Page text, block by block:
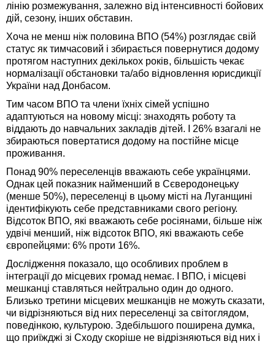
лінію розмежування, залежно від інтенсивності бойових
дій, сезону, інших обставин.
Хоча не менш ніж половина ВПО (54%) розглядає свій
статус як тимчасовий і збирається повернутися додому
протягом наступних декількох років, більшість чекає
нормалізації обстановки та/або відновлення юрисдикції
України над Донбасом.
Тим часом ВПО та члени їхніх сімей успішно
адаптуються на новому місці: знаходять роботу та
віддають до навчальних закладів дітей. І 26% взагалі не
збираються повертатися додому на постійне місце
проживання.
Понад 90% переселенців вважають себе українцями.
Однак цей показник найменший в Сєверодонецьку
(менше 50%), переселенці в цьому місті на Луганщині
ідентифікують себе представниками свого регіону.
Відсоток ВПО, які вважають себе росіянами, більше ніж
удвічі менший, ніж відсоток ВПО, які вважають себе
європейцями: 6% проти 16%.
Дослідження показало, що особливих проблем в
інтеграції до місцевих громад немає. І ВПО, і місцеві
мешканці ставляться нейтрально один до одного.
Близько третини місцевих мешканців не можуть сказати,
чи відрізняються від них переселенці за світоглядом,
поведінкою, культурою. Здебільшого поширена думка,
що приїжджі зі Сходу скоріше не відрізняються від них і